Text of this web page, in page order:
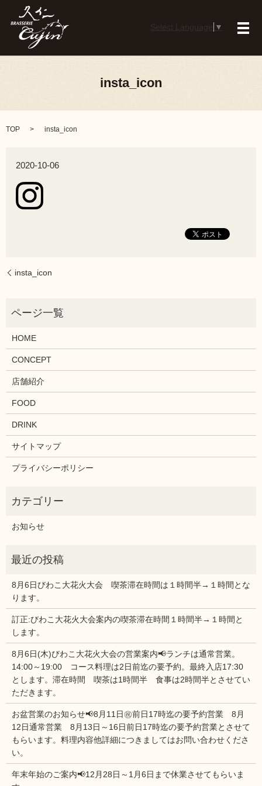
Select Language ▼
メ
insta_icon
TOP insta_icon
2020-10-06
insta_icon
HOME
CONCEPT
店舗紹介
FOOD
DRINK
サイトマップ
プライバシーポリシー
お知らせ
8月6日びわこ大花火大会 喫茶滞在時間は１時間半→１時間とな
ります。
訂正:びわこ大花火大会案内の喫茶滞在時間１時間半→１時間と
します。
8月6日(木)びわこ大花火大会の営業案内📢ランチは通常営業。
14:00～19:00 コース料理は2日前迄の要予約。最終入店17:30
とします。滞在時間 喫茶は1時間半 食事は2時間半とさせてい
ただきます。
お盆営業のお知らせ📢8月11日㊗前日17時迄の要予約営業 8月
12日通常営業 8月13日～16日前日17時迄の要予約営業とさせて
もらいます。料理内容他詳細につきましてはお問い合わせくださ
い。
年末年始のご案内📢12月28日～1月6日まで休業させてもらいま